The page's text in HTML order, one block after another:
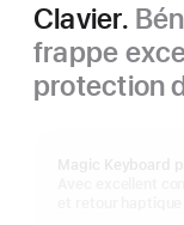
Clavier.
frappe
protection